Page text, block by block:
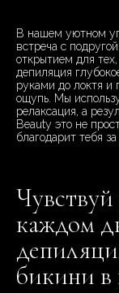
В нашем уютном
встреча с
открытием для
депиляция
руками до локтя
ощупь. Мы
релаксация, а
Beauty это не
благодарит тебя
Чувствуй
каждом
бикини в